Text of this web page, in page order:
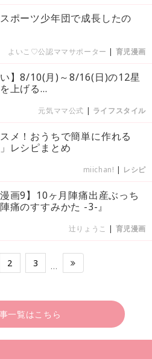
スポーツ少年団で成長したの
よいこ♡公認ママサポーター | 育児漫画
い】8/10(月)～8/16(日)の12星
上げる...
元気ママ公式 | ライフスタイル
メ！おうちで簡単に作れる
レシピまとめ
miichan! | レシピ
漫画9】10ヶ月陣痛出産ぶっち
痛のすすみかた -3-』
辻りょうこ | 育児漫画
2 3 …
一覧はこちら